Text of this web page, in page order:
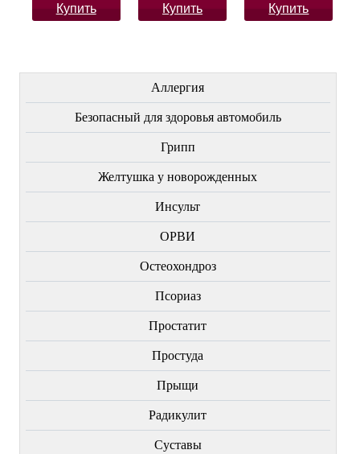
Купить Купить Купить
Аллергия
Безопасный для здоровья автомобиль
Грипп
Желтушка у новорожденных
Инсульт
ОРВИ
Остеохондроз
Пcориаз
Простатит
Простуда
Прыщи
Радикулит
Суставы